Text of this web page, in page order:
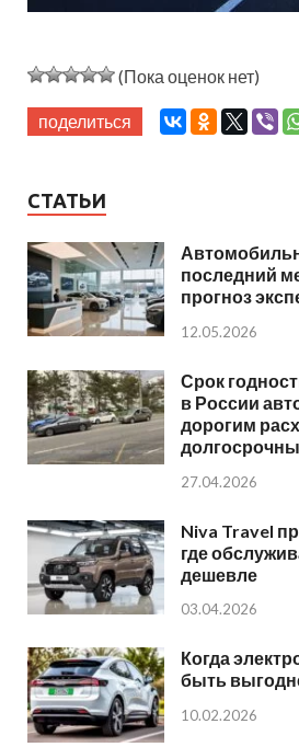
(Пока оценок нет)
поделиться
СТАТЬИ
последний
прогноз
12.05.2026
Срок
в России
дорогим
27.04.2026
Niva Travel
где
дешевле
03.04.2026
Когда
быть
10.02.2026